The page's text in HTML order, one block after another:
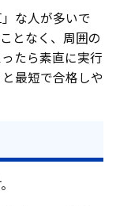
な人が多いで
となく、周囲の
たら素直に実行
最短で合格しや